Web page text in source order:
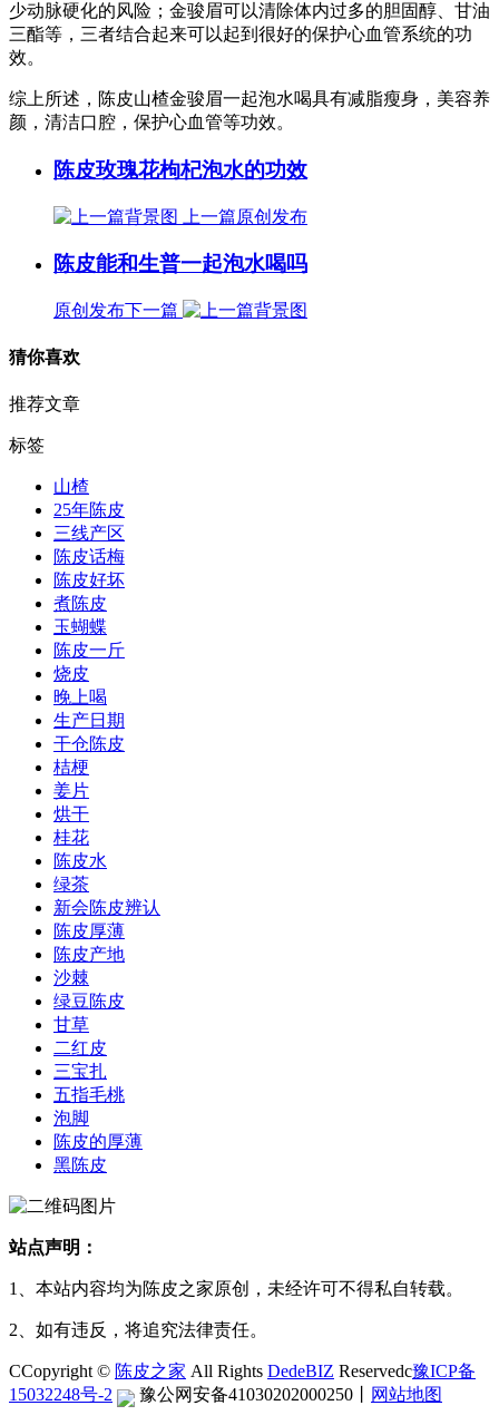
少动脉硬化的风险；金骏眉可以清除体内过多的胆固醇、甘油
三酯等，三者结合起来可以起到很好的保护心血管系统的功
效。
综上所述，陈皮山楂金骏眉一起泡水喝具有减脂瘦身，美容养
颜，清洁口腔，保护心血管等功效。
陈皮玫瑰花枸杞泡水的功效
上一篇原创发布
陈皮能和生普一起泡水喝吗
原创发布下一篇
猜你喜欢
推荐文章
标签
山楂
25年陈皮
三线产区
陈皮话梅
陈皮好坏
煮陈皮
玉蝴蝶
陈皮一斤
烧皮
晚上喝
生产日期
干仓陈皮
桔梗
姜片
烘干
桂花
陈皮水
绿茶
新会陈皮辨认
陈皮厚薄
陈皮产地
沙棘
绿豆陈皮
甘草
二红皮
三宝扎
五指毛桃
泡脚
陈皮的厚薄
黑陈皮
站点声明：
1、本站内容均为陈皮之家原创，未经许可不得私自转载。
2、如有违反，将追究法律责任。
CCopyright © 陈皮之家 All Rights DedeBIZ Reservedc豫ICP备
15032248号-2
豫公网安备41030202000250 网站地图